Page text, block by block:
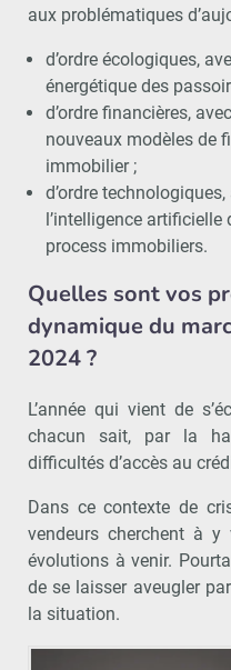
aux problématiques
d’ordre écologiques,
énergétique des
d’ordre financières,
nouveaux modèles de
immobilier ;
d’ordre
l’intelligence
process immobiliers.
Quelles sont vos
dynamique du
2024 ?
L’année qui vient de
chacun sait, par la
difficultés d’accès au
Dans ce contexte de
vendeurs cherchent à
évolutions à venir.
de se laisser aveugler
la situation.